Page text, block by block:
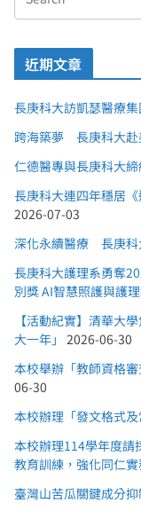
近期文章
長庚科大訪凱瑟醫療
跨海築夢 長庚科大赴
仁德醫專與長庚科大
長庚科大連四年穩居
2026-07-03
深化永續醫療 長庚科
長庚科大護理系勇奪
別獎 AI智慧照護與護
【活動紀實】清華大
大一年」 2026-06-30
本校舉辦「教師資格
06-30
本校辦理「發文格式
本校辦理114學年度請
教育訓練，強化同仁
臺灣山苦瓜關鍵成分